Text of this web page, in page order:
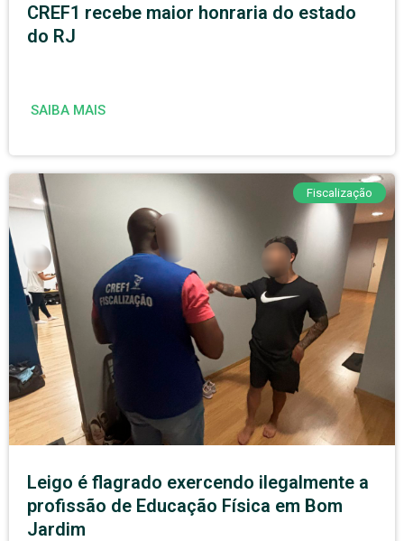
CREF1 recebe maior honraria do estado
do RJ
SAIBA MAIS
Fiscalização
Leigo é flagrado exercendo ilegalmente a
profissão de Educação Física em Bom
Jardim